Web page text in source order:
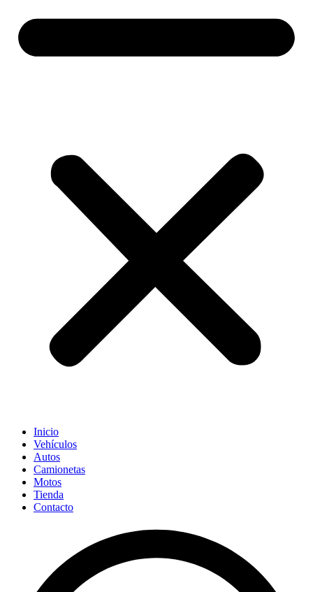
Inicio
Vehículos
Autos
Camionetas
Motos
Tienda
Contacto